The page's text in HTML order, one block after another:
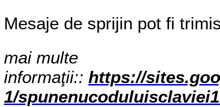
Mesaje de sprijin pot fi
mai multe
informaţii:: https://
1/